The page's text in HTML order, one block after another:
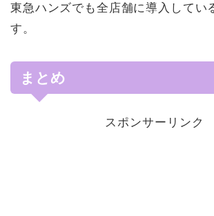
東急ハンズでも全店舗に導入してい
す。
まとめ
スポンサーリンク